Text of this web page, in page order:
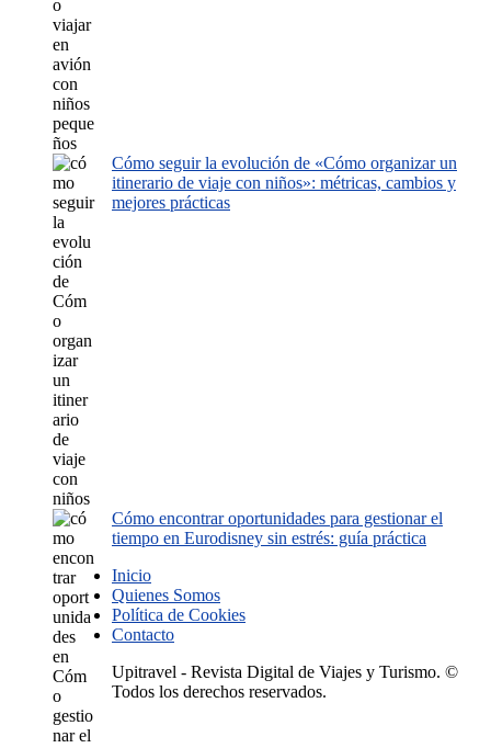
Cómo seguir la evolución de «Cómo organizar un
itinerario de viaje con niños»: métricas, cambios y
mejores prácticas
Cómo encontrar oportunidades para gestionar el
tiempo en Eurodisney sin estrés: guía práctica
Inicio
Quienes Somos
Política de Cookies
Contacto
Upitravel - Revista Digital de Viajes y Turismo. ©
Todos los derechos reservados.